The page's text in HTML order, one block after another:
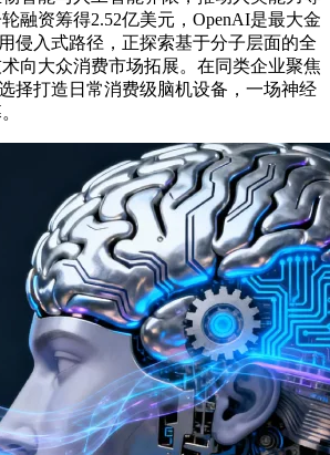
融资筹得2.52亿美元，OpenAI是最大金
侵入式路径，正探索基于分子层面的全
向大众消费市场拓展。在同类企业聚焦
择打造日常消费级脑机设备，一场神经